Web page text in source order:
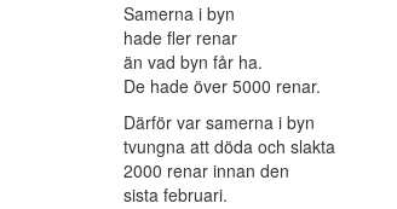
Samerna i byn
hade fler renar
än vad byn får ha.
De hade över 5000 renar.
Därför var samerna i byn
tvungna att döda och slakta
2000 renar innan den
sista februari.